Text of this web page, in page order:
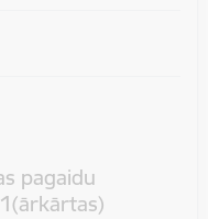
pagaidu